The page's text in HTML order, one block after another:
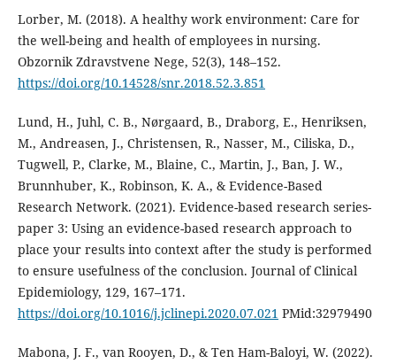
Lorber, M. (2018). A healthy work environment: Care for
the well-being and health of employees in nursing.
Obzornik Zdravstvene Nege, 52(3), 148–152.
https://doi.org/10.14528/snr.2018.52.3.851
Lund, H., Juhl, C. B., Nørgaard, B., Draborg, E., Henriksen,
M., Andreasen, J., Christensen, R., Nasser, M., Ciliska, D.,
Tugwell, P., Clarke, M., Blaine, C., Martin, J., Ban, J. W.,
Brunnhuber, K., Robinson, K. A., & Evidence-Based
Research Network. (2021). Evidence-based research series-
paper 3: Using an evidence-based research approach to
place your results into context after the study is performed
to ensure usefulness of the conclusion. Journal of Clinical
Epidemiology, 129, 167–171.
https://doi.org/10.1016/j.jclinepi.2020.07.021 PMid:32979490
Mabona, J. F., van Rooyen, D., & Ten Ham-Baloyi, W. (2022).